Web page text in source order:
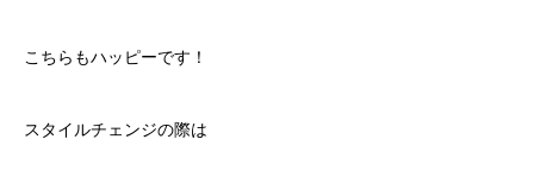
こちらもハッピーです！
スタイルチェンジの際は